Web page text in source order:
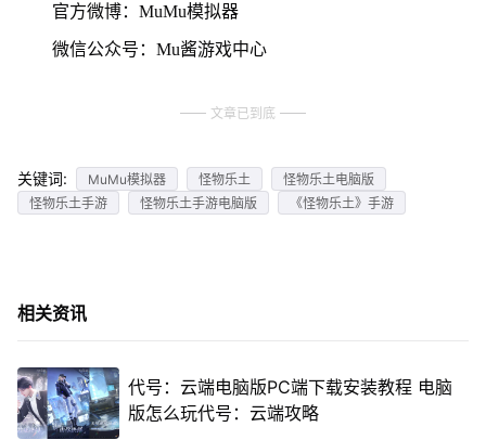
官方微博：MuMu模拟器
微信公众号：Mu酱游戏中心
文章已到底
关键词: MuMu模拟器 怪物乐土
怪物乐土电脑版
怪物乐土手游
怪物乐土手游电脑版 《怪物乐土》手游
相关资讯
代号：云端电脑版PC端下载安装教程 电脑
版怎么玩代号：云端攻略